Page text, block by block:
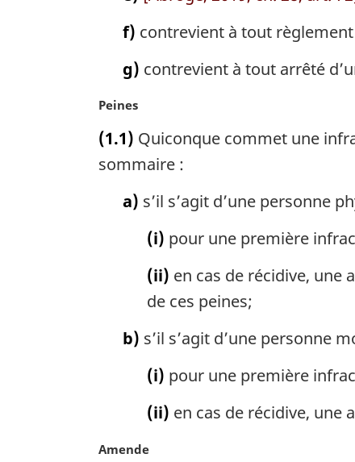
f) contrevient à tout
g) contrevient à tout arrêté
N
t
e
Peines
(1.1) Quiconque commet une
sommaire :
a) s’il s’agit d’une personne
(i) pour une première
(ii) en cas de récidive, une
de ces peines;
b) s’il s’agit d’une personne
(i) pour une première
(ii) en cas de récidive, une
N
Amende